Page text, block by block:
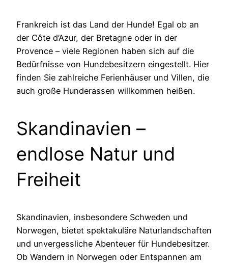
Frankreich ist das Land der Hunde! Egal ob an
der Côte d’Azur, der Bretagne oder in der
Provence – viele Regionen haben sich auf die
Bedürfnisse von Hundebesitzern eingestellt. Hier
finden Sie zahlreiche Ferienhäuser und Villen, die
auch große Hunderassen willkommen heißen.
Skandinavien –
endlose Natur und
Freiheit
Skandinavien, insbesondere Schweden und
Norwegen, bietet spektakuläre Naturlandschaften
und unvergessliche Abenteuer für Hundebesitzer.
Ob Wandern in Norwegen oder Entspannen am